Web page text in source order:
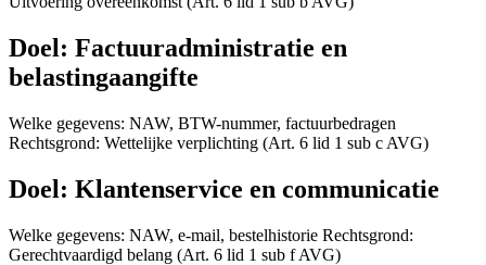
Doel: Factuuradministratie en
belastingaangifte
Welke gegevens: NAW, BTW-nummer, factuurbedragen
Rechtsgrond: Wettelijke verplichting (Art. 6 lid 1 sub c AVG)
Doel: Klantenservice en communicatie
Welke gegevens: NAW, e-mail, bestelhistorie Rechtsgrond:
Gerechtvaardigd belang (Art. 6 lid 1 sub f AVG)